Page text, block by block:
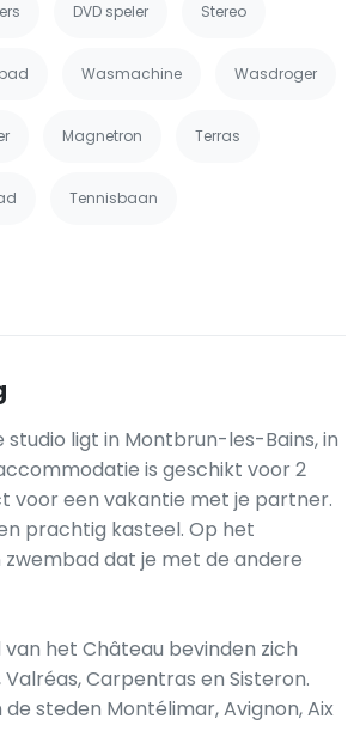
DVD speler Stereo
Wasmachine Wasdroger
Magnetron Terras
Tennisbaan
studio ligt in Montbrun-les-Bains, in
is geschikt voor 2
voor een vakantie met je partner.
prachtig kasteel. Op het
dat je met de andere
het Château bevinden zich
Valréas, Carpentras en Sisteron.
steden Montélimar, Avignon, Aix